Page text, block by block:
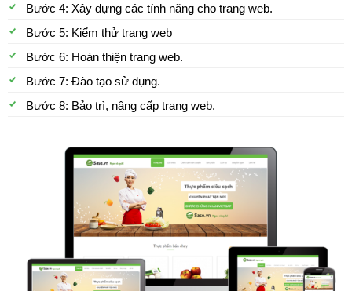
Bước 4: Xây dựng các tính năng cho trang web.
Bước 5: Kiểm thử trang web
Bước 6: Hoàn thiện trang web.
Bước 7: Đào tạo sử dụng.
Bước 8: Bảo trì, nâng cấp trang web.